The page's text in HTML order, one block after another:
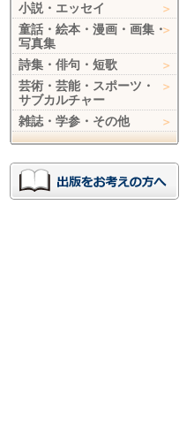
小説・エッセイ
童話・絵本・漫画・画集・
写真集
詩集・俳句・短歌
芸術・芸能・スポーツ・
サブカルチャー
雑誌・学参・その他